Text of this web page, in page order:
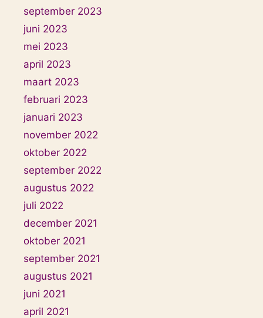
september 2023
juni 2023
mei 2023
april 2023
maart 2023
februari 2023
januari 2023
november 2022
oktober 2022
september 2022
augustus 2022
juli 2022
december 2021
oktober 2021
september 2021
augustus 2021
juni 2021
april 2021